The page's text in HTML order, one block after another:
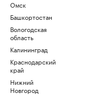
Омск
Башкортостан
Вологодская
область
Калининград
Краснодарский
край
Нижний
Новгород